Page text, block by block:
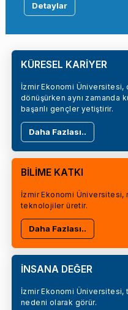
Detaylar
KÜRESEL KARİYER
İzmir Ekonomi Üniversitesi,
dönüşürken aynı zamanda
başarılı gençler yetiştirir.
Daha Fazlası..
BİLİME KATKI
İzmir Ekonomi
teknolojiler üretir.
Daha Fazlası..
İNSANA DEĞER
İzmir Ekonomi Üniversitesi,
nedeni olarak görür.